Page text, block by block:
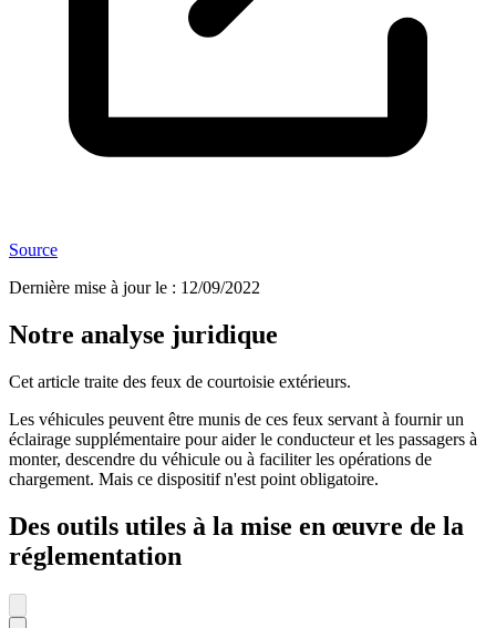
Source
Dernière mise à jour le : 12/09/2022
Notre analyse juridique
Cet article traite des feux de courtoisie extérieurs.
Les véhicules peuvent être munis de ces feux servant à fournir un
éclairage supplémentaire pour aider le conducteur et les passagers à
monter, descendre du véhicule ou à faciliter les opérations de
chargement. Mais ce dispositif n'est point obligatoire.
Des outils utiles à la mise en œuvre de la
réglementation